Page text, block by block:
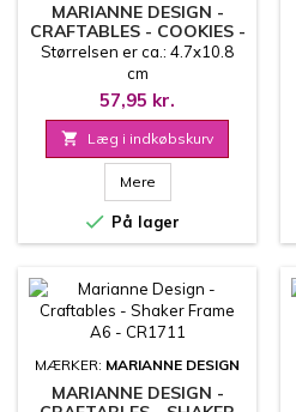
MARIANNE DESIGN -
CRAFTABLES - COOKIES -
CR1713
Størrelsen er ca.: 4.7x10.8
cm
57,95 kr.
 Læg i indkøbskurv
Mere
 På lager
MÆRKER: MARIANNE DESIGN
MARIANNE DESIGN -